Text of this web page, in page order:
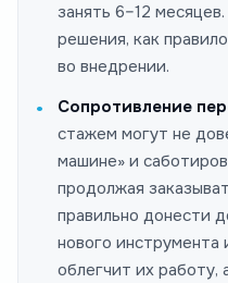
занять 6–12
решения, как
во внедрении.
Сопротивление
стажем могут не
машине» и
продолжая
правильно донести
нового инструмента
облегчит их работу,